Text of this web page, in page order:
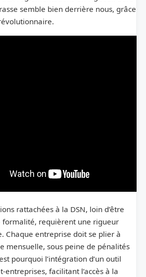
semble bien derrière nous, grâce
rattachées à la DSN, loin d’être
formalité, requièrent une rigueur
Chaque entreprise doit se plier à
mensuelle, sous peine de pénalités
pourquoi l’intégration d’un outil
entreprises, facilitant l’accès à la